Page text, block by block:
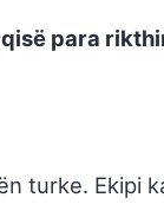
para
turke. Ekipi